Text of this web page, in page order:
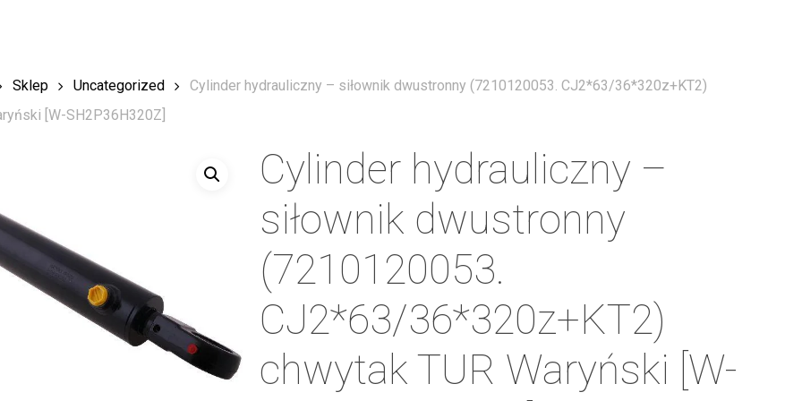
Sklep Uncategorized
Cylinder hydrauliczny – siłownik dwustronny (7210120053. CJ2*63/36*320z+KT2)
[W-SH2P36H320Z]
Cylinder hydrauliczny –
siłownik dwustronny
(7210120053.
CJ2*63/36*320z+KT2)
chwytak TUR Waryński [W-